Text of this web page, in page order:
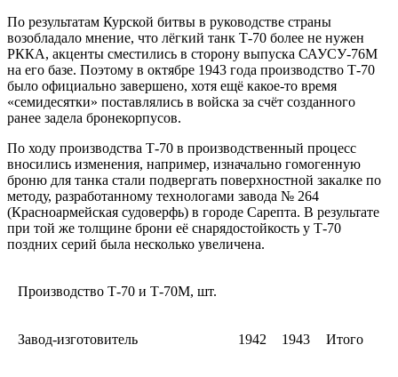
По результатам Курской битвы в руководстве страны
возобладало мнение, что лёгкий танк Т-70 более не нужен
РККА, акценты сместились в сторону выпуска САУСУ-76М
на его базе. Поэтому в октябре 1943 года производство Т-70
было официально завершено, хотя ещё какое-то время
«семидесятки» поставлялись в войска за счёт созданного
ранее задела бронекорпусов.
По ходу производства Т-70 в производственный процесс
вносились изменения, например, изначально гомогенную
броню для танка стали подвергать поверхностной закалке по
методу, разработанному технологами завода № 264
(Красноармейская судоверфь) в городе Сарепта. В результате
при той же толщине брони её снарядостойкость у Т-70
поздних серий была несколько увеличена.
Производство Т-70 и Т-70М, шт.
Завод-изготовитель 1942 1943 Итого